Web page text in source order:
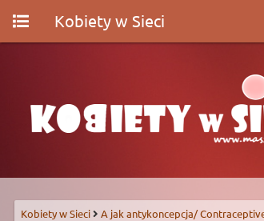
Kobiety w Sieci
Kobiety w Sieci A jak antykoncepcja/